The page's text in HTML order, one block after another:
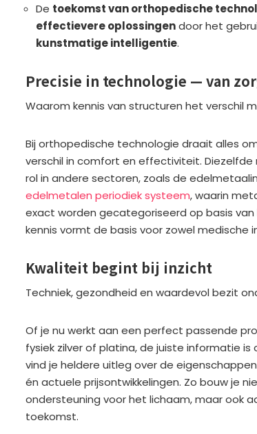
De toekomst van orthopedische
effectievere oplossingendoor het
kunstmatige intelligentie.
Precisie in technologie — van
Waarom kennis van structuren het verschil
Bij orthopedische technologie draait alles
verschil in comfort en effectiviteit.
rol in andere sectoren, zoals de
edelmetalen periodiek systeem, waarin
exact worden gecategoriseerd op basis
kennis vormt de basis voor zowel medische
Kwaliteit begint bij inzicht
Techniek, gezondheid en waardevol bezit
Of je nu werkt aan een perfect passende
fysiek zilver of platina, de juiste informatie is
vind je heldere uitleg over de
én actuele prijsontwikkelingen. Zo bouw je
ondersteuning voor het lichaam, maar ook
toekomst.